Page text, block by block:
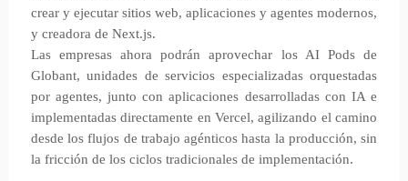
crear y ejecutar sitios web, aplicaciones y agentes modernos,
y creadora de Next.js.
Las empresas ahora podrán aprovechar los AI Pods de
Globant, unidades de servicios especializadas orquestadas
por agentes, junto con aplicaciones desarrolladas con IA e
implementadas directamente en Vercel, agilizando el camino
desde los flujos de trabajo agénticos hasta la producción, sin
la fricción de los ciclos tradicionales de implementación.